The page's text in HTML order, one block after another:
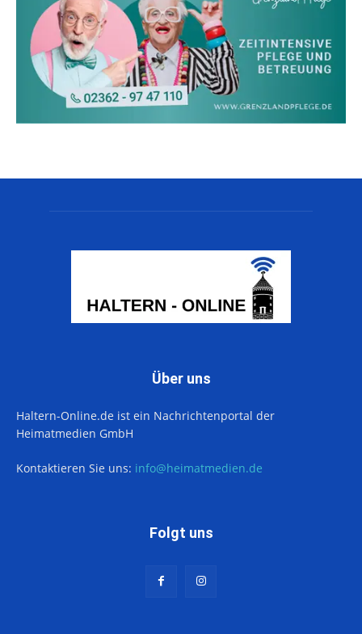
Über uns
Haltern-Online.de ist ein Nachrichtenportal der
Heimatmedien GmbH
Kontaktieren Sie uns: info@heimatmedien.de
Folgt uns